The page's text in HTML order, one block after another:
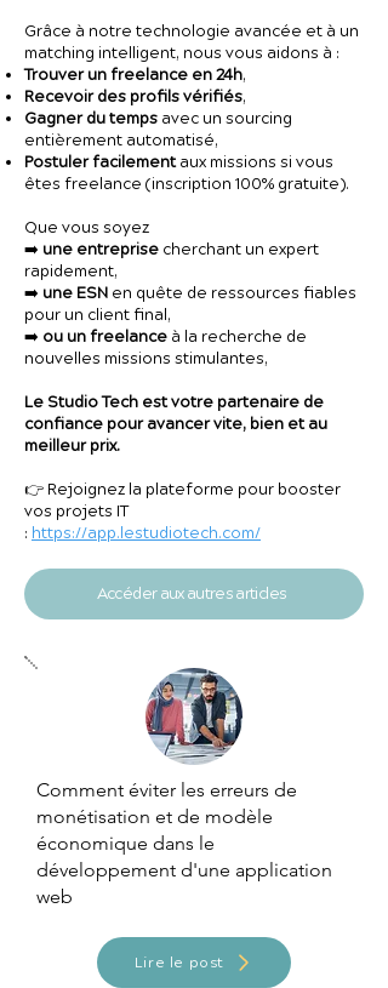
Grâce à notre technologie avancée et à un
matching intelligent, nous vous aidons à :
Trouver un freelance en 24h,
Recevoir des profils vérifiés,
Gagner du temps avec un sourcing
entièrement automatisé,
Postuler facilementaux missions si vous
êtes freelance (inscription 100% gratuite).
Que vous soyez
➡️ une entreprise cherchant un expert
rapidement,
➡️ une ESN en quête de ressources fiables
pour un client final,
➡️ ou un freelance à la recherche de
nouvelles missions stimulantes,
Le Studio Tech est votre partenaire de
confiance pour avancer vite, bien et au
meilleur prix.
👉 Rejoignez la plateforme pour booster
vos projets IT
: https://app.lestudiotech.com/
Accéder aux autres articles
Comment éviter les erreurs de
monétisation et de modèle
économique dans le
développement d'une application
web
Lire le post